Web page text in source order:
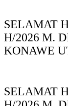
SELAMAT
H/2026 M.
KONAWE
SELAMAT